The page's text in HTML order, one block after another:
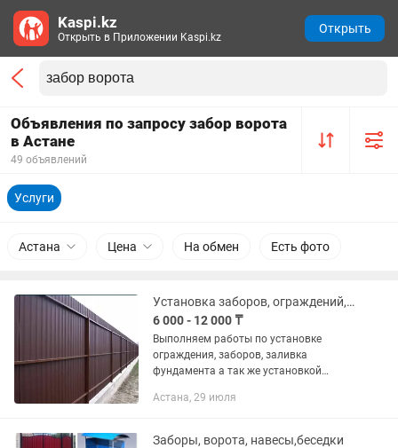
Объявления по запросу забор ворота
в Астане
49 объявлений
Услуги
Астана Цена На обмен Есть фото
Установка заборов, ограждений, ворот, 3д секций и тд. Мелкосрочный ремонт!
6 000 - 12 000 ₸
Выполняем работы по установке
ограждения, заборов, заливка
фундамента а так же установкой
качественно и в срок! Работаем по
оплата!...
Астана, 29 июля
Заборы, ворота, навесы,беседки
Kaspi.kz
Открыть в Приложении Kaspi.kz
Открыть